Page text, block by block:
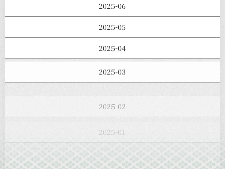
2025-06
2025-05
2025-04
2025-03
2025-01
2024-12
2024-11